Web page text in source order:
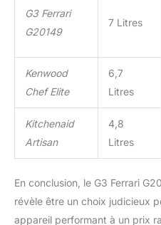
G3 Ferrari
G20149
7 Litres
Kenwood
Chef Elite
6,7
Litres
Kitchenaid
Artisan
4,8
Litres
En conclusion, le G3 Ferrari
révèle être un choix judicieux
appareil performant à un prix